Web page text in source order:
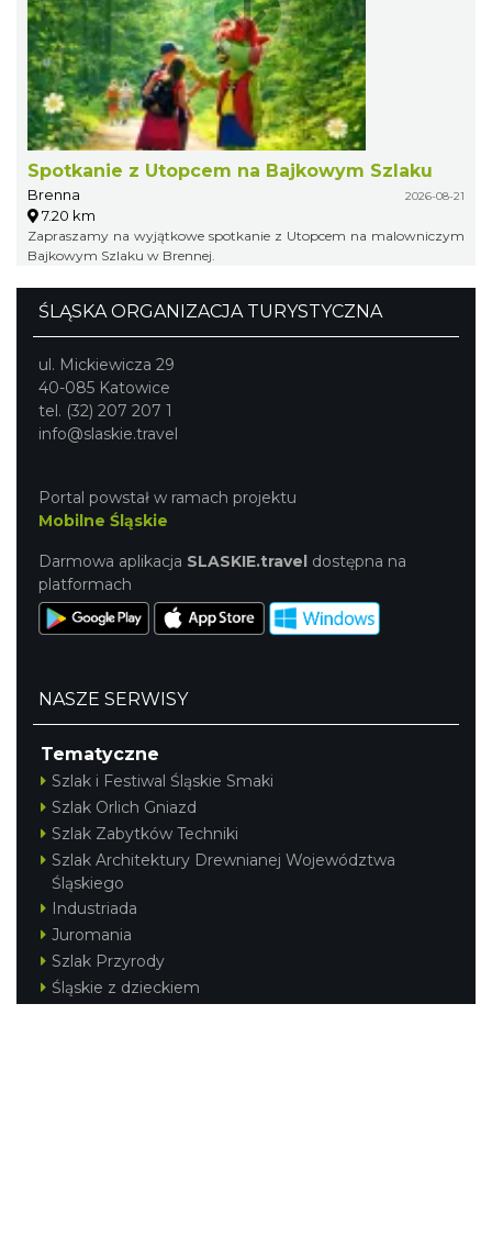
Spotkanie z Utopcem na Bajkowym Szlaku
Brenna 2026-08-21
7.20 km
Zapraszamy na wyjątkowe spotkanie z Utopcem na malowniczym
Bajkowym Szlaku w Brennej.
ŚLĄSKA ORGANIZACJA TURYSTYCZNA
ul. Mickiewicza 29
40-085 Katowice
tel. (32) 207 207 1
info@slaskie.travel
Portal powstał w ramach projektu
Mobilne Śląskie
Darmowa aplikacja SLASKIE.travel dostępna na
platformach
NASZE SERWISY
Tematyczne
Szlak i Festiwal Śląskie Smaki
Szlak Orlich Gniazd
Szlak Zabytków Techniki
Szlak Architektury Drewnianej Województwa
Śląskiego
Industriada
Juromania
Szlak Przyrody
Śląskie z dzieckiem